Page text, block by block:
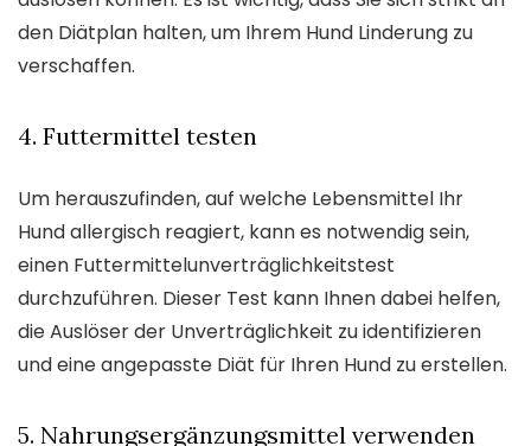
den Diätplan halten, um Ihrem Hund Linderung zu
verschaffen.
4. Futtermittel testen
Um herauszufinden, auf welche Lebensmittel Ihr
Hund allergisch reagiert, kann es notwendig sein,
einen Futtermittelunverträglichkeitstest
durchzuführen. Dieser Test kann Ihnen dabei helfen,
die Auslöser der Unverträglichkeit zu identifizieren
und eine angepasste Diät für Ihren Hund zu erstellen.
5. Nahrungsergänzungsmittel verwenden